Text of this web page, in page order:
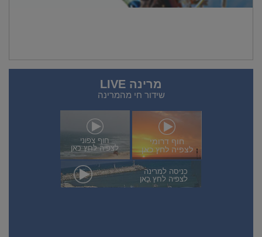
מרינה LIVE
שידור חי מהמרינה
חוף דרומי
לצפיה לחץ כאן
חוף צפוני
לצפיה לחץ כאן
כניסה למרינה
לצפיה לחץ כאן